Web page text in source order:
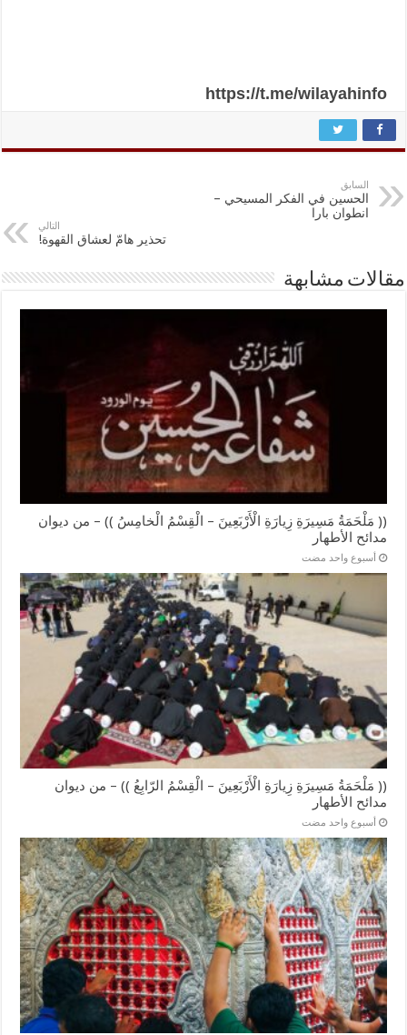
https://t.me/wilayahinfo
السابق
الحسين في الفكر المسيحي –
انطوان بارا
التالي
تحذير هامّ لعشاق القهوة!
مقالات مشابهة
(( مَلْحَمَةُ مَسِيرَةِ زِيارَةِ الْأَرْبَعِينَ – الْقِسْمُ الْخامِسُ )) – من ديوان
مدائح الأطهار
‏أسبوع واحد مضت
(( مَلْحَمَةُ مَسِيرَةِ زِيارَةِ الْأَرْبَعِينَ – الْقِسْمُ الرّابِعُ )) – من ديوان
مدائح الأطهار
‏أسبوع واحد مضت